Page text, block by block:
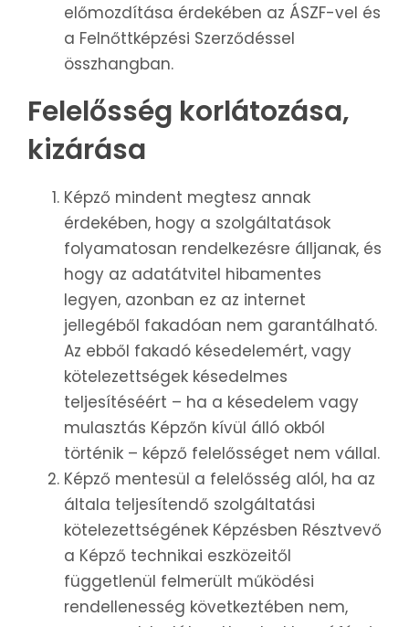
előmozdítása érdekében az ÁSZF-vel és
a Felnőttképzési Szerződéssel
összhangban.
Felelősség korlátozása,
kizárása
Képző mindent megtesz annak
érdekében, hogy a szolgáltatások
folyamatosan rendelkezésre álljanak, és
hogy az adatátvitel hibamentes
legyen, azonban ez az internet
jellegéből fakadóan nem garantálható.
Az ebből fakadó késedelemért, vagy
kötelezettségek késedelmes
teljesítéséért – ha a késedelem vagy
mulasztás Képzőn kívül álló okból
történik – képző felelősséget nem vállal.
Képző mentesül a felelősség alól, ha az
általa teljesítendő szolgáltatási
kötelezettségének Képzésben Résztvevő
a Képző technikai eszközeitől
függetlenül felmerült működési
rendellenesség következtében nem,